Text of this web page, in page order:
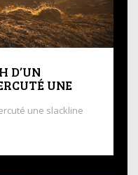
D’UN
UNE
une slackline